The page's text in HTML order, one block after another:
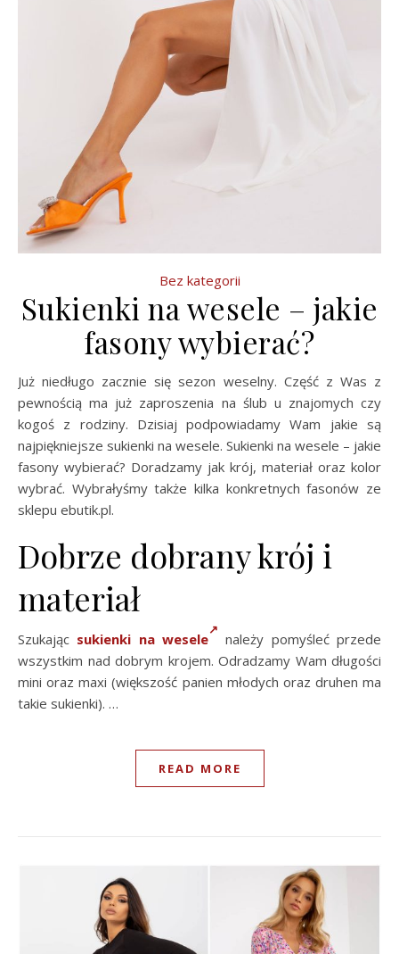
Bez kategorii
Sukienki na wesele – jakie
fasony wybierać?
Już niedługo zacznie się sezon weselny. Część z Was z
pewnością ma już zaproszenia na ślub u znajomych czy
kogoś z rodziny. Dzisiaj podpowiadamy Wam jakie są
najpiękniejsze sukienki na wesele. Sukienki na wesele – jakie
fasony wybierać? Doradzamy jak krój, materiał oraz kolor
wybrać. Wybrałyśmy także kilka konkretnych fasonów ze
sklepu ebutik.pl.
Dobrze dobrany krój i
materiał
Szukając sukienki na wesele
należy pomyśleć przede
wszystkim nad dobrym krojem. Odradzamy Wam długości
mini oraz maxi (większość panien młodych oraz druhen ma
takie sukienki). …
READ MORE